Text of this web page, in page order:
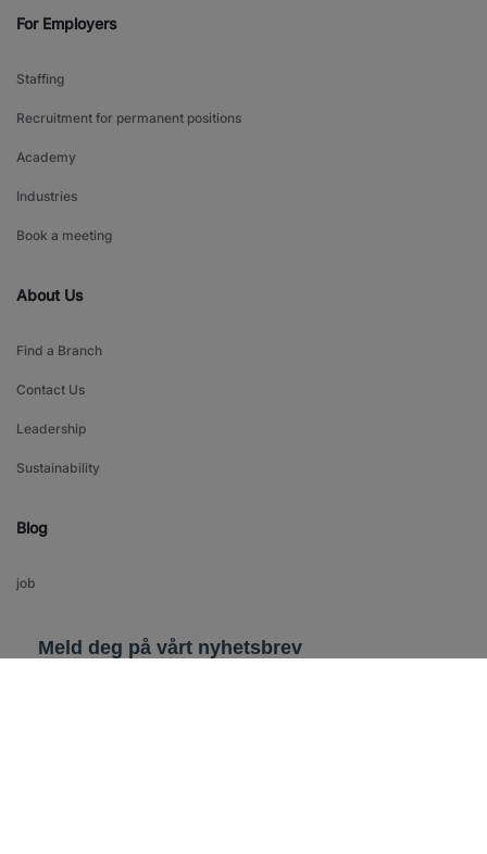
For Employers
Staffing
Recruitment for permanent positions
Academy
Industries
Book a meeting
About Us
Find a Branch
Contact Us
Leadership
Sustainability
Blog
job